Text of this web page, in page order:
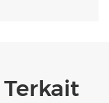
Terkait